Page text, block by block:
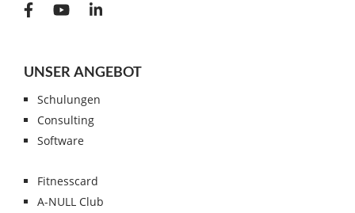
UNSER ANGEBOT
Schulungen
Consulting
Software
Fitnesscard
A-NULL Club